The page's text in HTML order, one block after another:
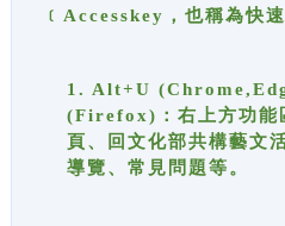
﹝Accesskey，也稱為快
1. Alt+U
(Firefox)：右上方功能
頁、回文化部共構藝文
導覽、常見問題等。